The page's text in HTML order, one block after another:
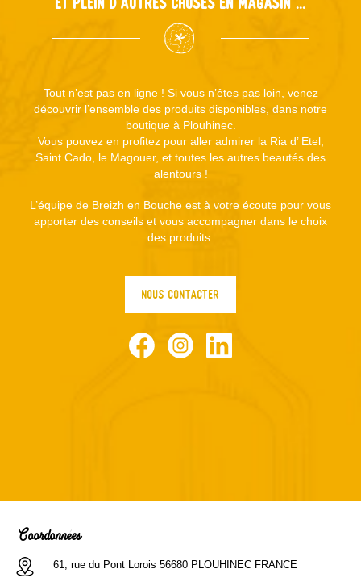
add_circle_outline Créer une nouvelle liste
((cancelText)) ((modalDeleteText))
votre liste d'envies.
Tout n’est pas en ligne ! Si vous n’êtes pas loin, venez
découvrir l’ensemble des produits disponibles, dans notre
boutique à Plouhinec.
Vous pouvez en profitez pour aller admirer la Ria d’ Etel,
Saint Cado, le Magouer, et toutes les autres beautés des
alentours !
L’équipe de Breizh en Bouche est à votre écoute pour vous
apporter des conseils et vous accompagner dans le choix
des produits.
NOUS CONTACTER
FacebookInstagram
Coordonnées
61, rue du Pont Lorois 56680 PLOUHINEC FRANCE